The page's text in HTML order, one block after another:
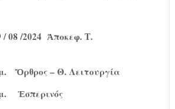
/ 08 /2024 Ἀποκεφ. Τ.
Ὄρθρος – Θ. Λειτουργία
Ἑσπερινός